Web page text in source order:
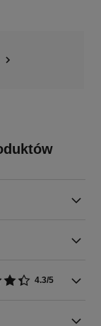
4.3/5